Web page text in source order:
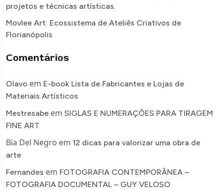
projetos e técnicas artísticas.
Movlee Art: Ecossistema de Ateliês Criativos de
Florianópolis
Comentários
Olavo em E-book Lista de Fabricantes e Lojas de
Materiais Artísticos
Mestresabe em SIGLAS E NUMERAÇÕES PARA TIRAGEM
FINE ART
Bia Del Negro em 12 dicas para valorizar uma obra de
arte
Fernandes em FOTOGRAFIA CONTEMPORÂNEA –
FOTOGRAFIA DOCUMENTAL – GUY VELOSO